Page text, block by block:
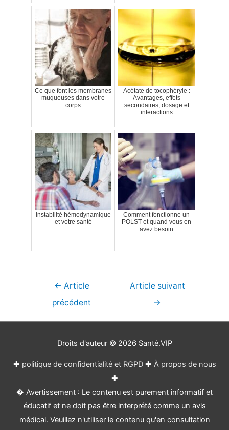
Ce que font les membranes
muqueuses dans votre
corps
Acétate de tocophéryle :
Avantages, effets
secondaires, dosage et
interactions
Instabilité hémodynamique
et votre santé
Comment fonctionne un
POLST et quand vous en
avez besoin
Navigation
← Article
précédent
Article suivant
→
Droits d'auteur © 2026 Santé.VIP
✚ politique de confidentialité et RGPD✚ À propos de nous
✚
� Avertissement : Le contenu est purement informatif et
éducatif et ne doit pas être interprété comme un avis
médical. Veuillez n'utiliser le contenu qu'en consultation